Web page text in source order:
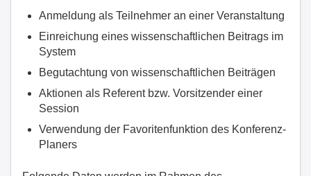
Anmeldung als Teilnehmer an einer Veranstaltung
Einreichung eines wissenschaftlichen Beitrags im
System
Begutachtung von wissenschaftlichen Beiträgen
Aktionen als Referent bzw. Vorsitzender einer
Session
Verwendung der Favoritenfunktion des Konferenz-
Planers